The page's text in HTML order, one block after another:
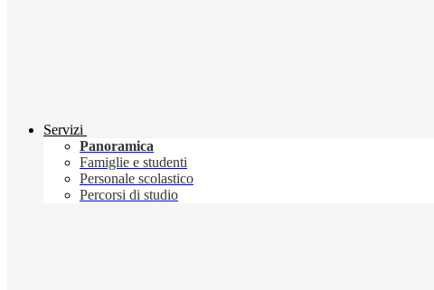
Servizi
Panoramica
Famiglie e studenti
Personale scolastico
Percorsi di studio